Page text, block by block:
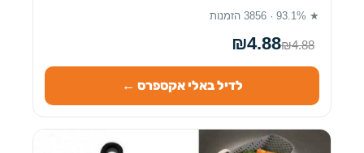
★ 93.1% · 3856 הזמנות
₪4.88₪4.88
לדיל באלי אקספרס ←